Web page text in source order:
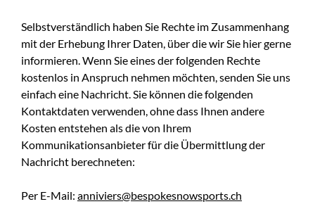
Selbstverständlich haben Sie Rechte im Zusammenhang
mit der Erhebung Ihrer Daten, über die wir Sie hier gerne
informieren. Wenn Sie eines der folgenden Rechte
kostenlos in Anspruch nehmen möchten, senden Sie uns
einfach eine Nachricht. Sie können die folgenden
Kontaktdaten verwenden, ohne dass Ihnen andere
Kosten entstehen als die von Ihrem
Kommunikationsanbieter für die Übermittlung der
Nachricht berechneten:
Per E-Mail: anniviers@bespokesnowsports.ch